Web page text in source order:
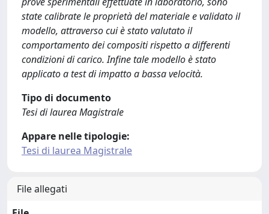
state calibrate le proprietà del materiale e validato il
modello, attraverso cui è stato valutato il
comportamento dei compositi rispetto a differenti
condizioni di carico. Infine tale modello è stato
applicato a test di impatto a bassa velocità.
Tipo di documento
Tesi di laurea Magistrale
Appare nelle tipologie:
Tesi di laurea Magistrale
File allegati